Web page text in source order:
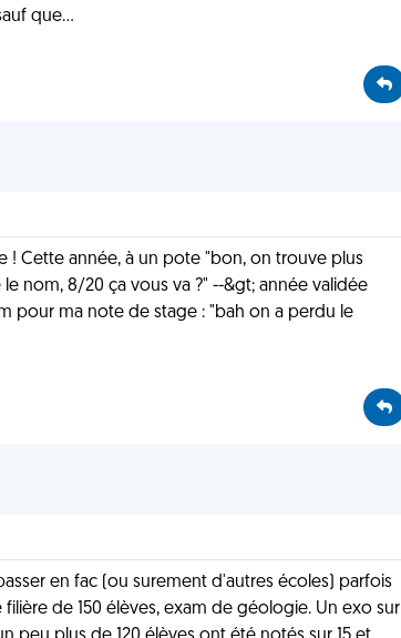
que...
! Cette année, à un pote "bon, on trouve plus
nom, 8/20 ça vous va ?" --&gt; année validée
pour ma note de stage : "bah on a perdu le
en fac (ou surement d'autres écoles) parfois
de 150 élèves, exam de géologie. Un exo sur